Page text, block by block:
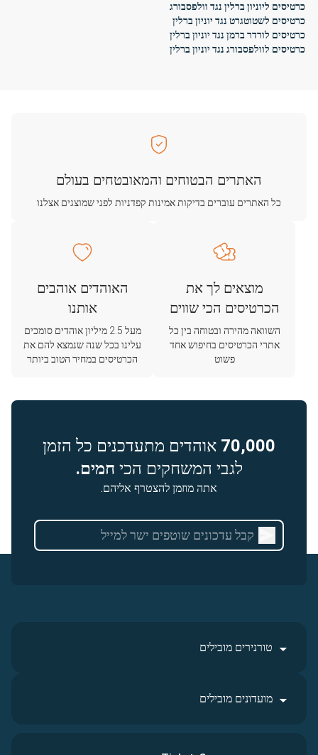
כרטיסים ליוניון ברלין נגד וולפסבורג
כרטיסים לשטוטגרט נגד יוניון ברלין
כרטיסים לורדר ברמן נגד יוניון ברלין
כרטיסים לוולפסבורג נגד יוניון ברלין
האתרים הבטוחים והמאובטחים בעולם
כל האתרים עוברים בדיקות אמינות קפדניות לפני שמוצגים אצלנו
מוצאים לך את
הכרטיסים הכי שווים
השוואה מהירה ובטוחה בין כל
אתרי הכרטיסים בחיפוש אחד
פשוט
האוהדים אוהבים
אותנו
מעל 2.5 מיליון אוהדים סומכים
עלינו בכל שנה שנמצא להם את
הכרטיסים במחיר הטוב ביותר
70,000 אוהדים מתעדכנים כל הזמן
לגבי המשחקים הכי חמים.
אתה מוזמן להצטרף אליהם.
טורנירים מובילים
מועדונים מובילים